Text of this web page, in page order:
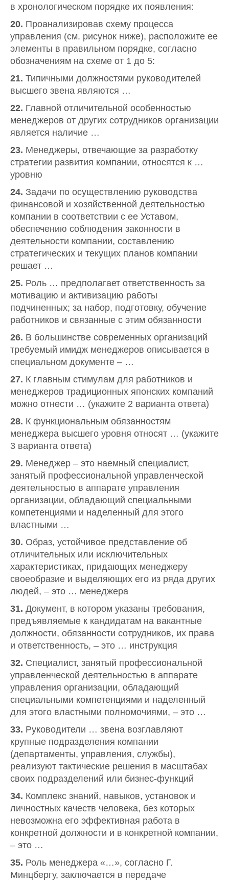
в хронологическом порядке их появления:
20. Проанализировав схему процесса
управления (см. рисунок ниже), расположите ее
элементы в правильном порядке, согласно
обозначениям на схеме от 1 до 5:
21. Типичными должностями руководителей
высшего звена являются …
22. Главной отличительной особенностью
менеджеров от других сотрудников организации
является наличие …
23. Менеджеры, отвечающие за разработку
стратегии развития компании, относятся к …
уровню
24. Задачи по осуществлению руководства
финансовой и хозяйственной деятельностью
компании в соответствии с ее Уставом,
обеспечению соблюдения законности в
деятельности компании, составлению
стратегических и текущих планов компании
решает …
25. Роль … предполагает ответственность за
мотивацию и активизацию работы
подчиненных; за набор, подготовку, обучение
работников и связанные с этим обязанности
26. В большинстве современных организаций
требуемый имидж менеджеров описывается в
специальном документе – …
27. К главным стимулам для работников и
менеджеров традиционных японских компаний
можно отнести … (укажите 2 варианта ответа)
28. К функциональным обязанностям
менеджера высшего уровня относят … (укажите
3 варианта ответа)
29. Менеджер – это наемный специалист,
занятый профессиональной управленческой
деятельностью в аппарате управления
организации, обладающий специальными
компетенциями и наделенный для этого
властными …
30. Образ, устойчивое представление об
отличительных или исключительных
характеристиках, придающих менеджеру
своеобразие и выделяющих его из ряда других
людей, – это … менеджера
31. Документ, в котором указаны требования,
предъявляемые к кандидатам на вакантные
должности, обязанности сотрудников, их права
и ответственность, – это … инструкция
32. Специалист, занятый профессиональной
управленческой деятельностью в аппарате
управления организации, обладающий
специальными компетенциями и наделенный
для этого властными полномочиями, – это …
33. Руководители … звена возглавляют
крупные подразделения компании
(департаменты, управления, службы),
реализуют тактические решения в масштабах
своих подразделений или бизнес-функций
34. Комплекс знаний, навыков, установок и
личностных качеств человека, без которых
невозможна его эффективная работа в
конкретной должности и в конкретной компании,
– это …
35. Роль менеджера «…», согласно Г.
Минцбергу, заключается в передаче